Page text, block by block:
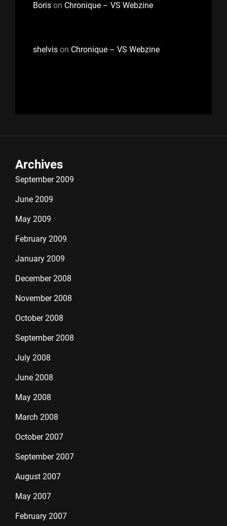
Boris on Chronique – VS Webzine
shelvis on Chronique – VS Webzine
Archives
September 2009
June 2009
May 2009
February 2009
January 2009
December 2008
November 2008
October 2008
September 2008
July 2008
June 2008
May 2008
March 2008
October 2007
September 2007
August 2007
May 2007
February 2007